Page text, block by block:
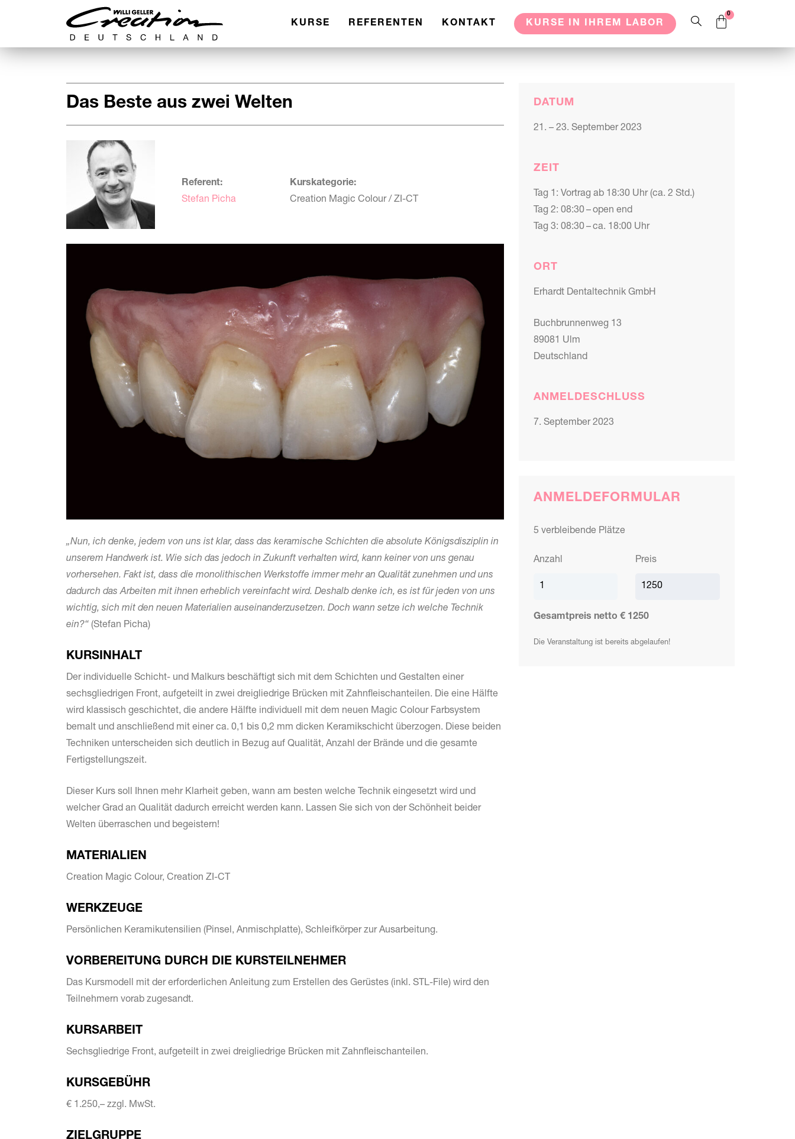
KURSE REFERENTEN KONTAKT KURSE IN IHREM LABOR
Das Beste aus zwei Welten
Referent:
Stefan Picha
Kurskategorie:
Creation Magic Colour / ZI-CT
„Nun, ich denke, jedem von uns ist klar, dass das keramische Schichten die absolute Königsdisziplin in
unserem Handwerk ist. Wie sich das jedoch in Zukunft verhalten wird, kann keiner von uns genau
vorhersehen. Fakt ist, dass die monolithischen Werkstoffe immer mehr an Qualität zunehmen und uns
dadurch das Arbeiten mit ihnen erheblich vereinfacht wird. Deshalb denke ich, es ist für jeden von uns
wichtig, sich mit den neuen Materialien auseinanderzusetzen. Doch wann setze ich welche Technik
ein?“ (Stefan Picha)
KURSINHALT
Der individuelle Schicht- und Malkurs beschäftigt sich mit dem Schich­ten und Gestalten einer
sechsgliedrigen Front, aufgeteilt in zwei drei­gliedrige Brücken mit Zahnfleischanteilen. Die eine Hälfte
wird klas­sisch geschichtet, die andere Hälfte individuell mit dem neuen Magic Colour Farbsystem
bemalt und anschließend mit einer ca. 0,1 bis 0,2 mm dicken Keramikschicht überzogen. Diese beiden
Techniken unterscheiden sich deutlich in Bezug auf Qualität, Anzahl der Brände und die gesamte
Fertigstellungszeit.
Dieser Kurs soll Ihnen mehr Klarheit geben, wann am besten welche Technik eingesetzt wird und
welcher Grad an Qualität dadurch erreicht werden kann. Lassen Sie sich von der Schönheit beider
Welten überraschen und begeistern!
MATERIALIEN
Creation Magic Colour, Creation ZI-CT
WERKZEUGE
Persönlichen Keramikutensilien (Pinsel, Anmischplatte), Schleifkörper zur Ausarbeitung.
VORBEREITUNG DURCH DIE KURSTEILNEHMER
Das Kursmodell mit der erforderlichen Anleitung zum Erstellen des ­Gerüstes (inkl. STL-File) wird den
Teilnehmern vorab zugesandt.
KURSARBEIT
Sechsgliedrige Front, aufgeteilt in zwei dreigliedrige Brücken mit ­Zahnfleischanteilen.
KURSGEBÜHR
€ 1.250,– zzgl. MwSt.
DATUM
21. – 23. September 2023
ZEIT
Tag 1: Vortrag ab 18:30 Uhr (ca. 2 Std.)
Tag 2: 08:30 – open end
Tag 3: 08:30 – ca. 18:00 Uhr
ORT
Erhardt Dentaltechnik GmbH
Buchbrunnenweg 13
89081 Ulm
Deutschland
ANMELDESCHLUSS
7. September 2023
ANMELDEFORMULAR
5 verbleibende Plätze
Anzahl Preis
Gesamtpreis netto € 1250
Die Veranstaltung ist bereits abgelaufen!